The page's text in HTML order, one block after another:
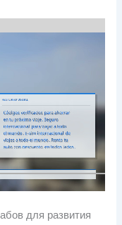
для развития